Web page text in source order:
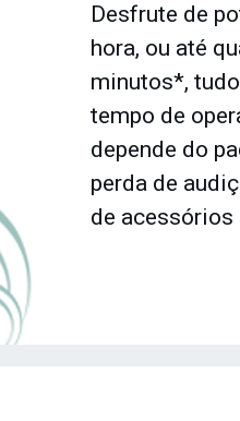
Desfrute de
hora, ou até
minutos*,
tempo de
depende do
perda de
de acessórios